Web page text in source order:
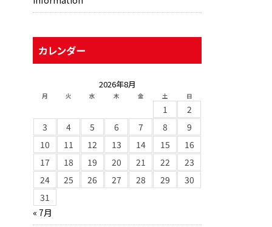
カレンダー
2026年8月
月 火 水 木 金 土 日
1
2
3
4 5 6 7 8
9
10
11 12 13 14 15
16
17
18 19 20 21 22
23
24
25 26 27 28 29
30
31
« 7月